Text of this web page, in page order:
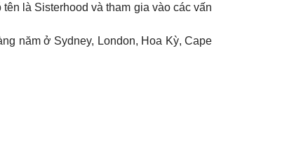
là Sisterhood và tham gia vào các vấn
năm ở Sydney, London, Hoa Kỳ, Cape